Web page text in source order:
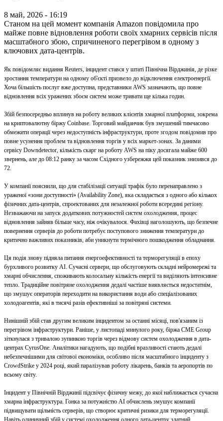
8 май, 2026 - 16:19
Станом на цей момент компанія Amazon повідомила про
майже повне відновлення роботи своїх хмарних сервісів після
масштабного збою, спричиненого перегрівом в одному з
ключових дата-центрів.
Як повідомляє видання Reuters, інцидент стався у штаті Північна Вірджинія, де різке
зростання температури на одному об'єкті призвело до відключення електроенергії.
Хоча більшість послуг вже доступна, представники AWS зазначають, що повне
відновлення всіх уражених збоєм систем може тривати ще кілька годин.
Збій безпосередньо вплинув на роботу великих клієнтів хмарної платформи, зокрема
на криптовалютну біржу Coinbase. Торговий майданчик був змушений тимчасово
обмежити операції через недоступність інфраструктури, проте згодом повідомив про
повне усунення проблем та відновлення торгів у всіх маркет-зонах. За даними
сервісу Downdetector, кількість скарг на роботу AWS на піку досягала майже 600
звернень, але до 08:12 ранку за часом Східного узбережжя цей показник знизився до
72.
У компанії пояснили, що для стабілізації ситуації трафік було перенаправлено з
ураженої «зони доступності» (Availability Zone), яка складається з одного або кількох
фізичних дата-центрів, спроектованих для незалежної роботи всередині регіону.
Незважаючи на запуск додаткових потужностей систем охолодження, процес
відновлення зайняв більше часу, ніж очікувалося. Фахівці наголошують, що безпечне
повернення серверів до роботи потребує поступового зниження температури до
критично важливих показників, аби уникнути термічного пошкодження обладнання.
Ця подія знову підняла питання енергоефективності та терморегуляції в епоху
бурхливого розвитку АІ. Сучасні сервери, що обслуговують складні нейромережі та
хмарні обчислення, споживають колосальну кількість енергії та виділяють інтенсивне
тепло. Традиційне повітряне охолодження дедалі частіше виявляється недостатнім,
що змушує операторів переходити на використання води або спеціалізованих
холодоагентів, які в тисячі разів ефективніші за повітряні системи.
Нинішній збій став другим великим інцидентом за останні місяці, пов'язаним із
перегрівом інфраструктури. Раніше, у листопаді минулого року, біржа CME Group
зіткнулася з тривалою зупинкою торгів через відмову систем охолодження в дата-
центрах CyrusOne. Аналітики нагадують, що подібні вразливості стають дедалі
небезпечнішими для світової економіки, особливо після масштабного інциденту з
CrowdStrike у 2024 році, який паралізував роботу лікарень, банків та аеропортів по
всьому світу.
Інцидент у Північній Вірджинії підсвічує фізичну межу, до якої наближається сучасна
хмарна інфраструктура. Гонка за потужністю АІ обчислень змушує компанії
підвищувати щільність серверів, що створює критичні ризики для терморегуляції.
Навіть одиничний збій у системі охолодження одного дата-центру здатний